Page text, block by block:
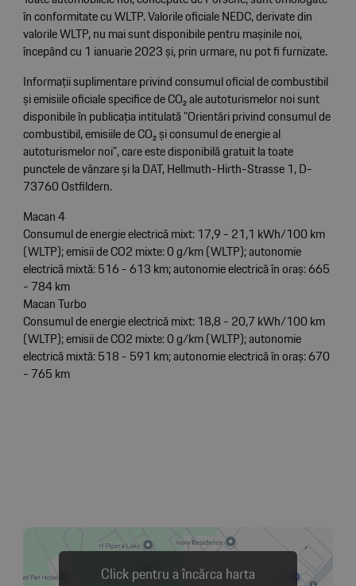
în conformitate cu WLTP. Valorile oficiale NEDC, derivate din
valorile WLTP, nu mai sunt disponibile pentru mașinile noi,
începând cu 1 ianuarie 2023 și, prin urmare, nu pot fi furnizate.
Informații suplimentare privind consumul oficial de combustibil
și emisiile oficiale specifice de CO₂ ale autoturismelor noi sunt
disponibile în publicația intitulată "Orientări privind consumul de
combustibil, emisiile de CO₂ și consumul de energie al
autoturismelor noi", care este disponibilă gratuit la toate
punctele de vânzare și la DAT, Hellmuth-Hirth-Strasse 1, D-
73760 Ostfildern.
Macan 4
Consumul de energie electrică mixt: 17,9 - 21,1 kWh/100 km
(WLTP); emisii de CO2 mixte: 0 g/km (WLTP); autonomie
electrică mixtă: 516 - 613 km; autonomie electrică în oraș: 665
- 784 km
Macan Turbo
Consumul de energie electrică mixt: 18,8 - 20,7 kWh/100 km
(WLTP); emisii de CO2 mixte: 0 g/km (WLTP); autonomie
electrică mixtă: 518 - 591 km; autonomie electrică în oraș: 670
- 765 km
Click pentru a încărca harta